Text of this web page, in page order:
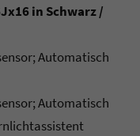
in Schwarz /
Automatisch
Automatisch